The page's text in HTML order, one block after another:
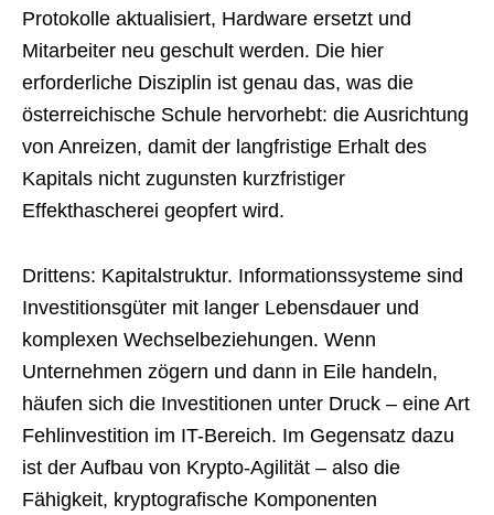
Protokolle aktualisiert, Hardware ersetzt und
Mitarbeiter neu geschult werden. Die hier
erforderliche Disziplin ist genau das, was die
österreichische Schule hervorhebt: die Ausrichtung
von Anreizen, damit der langfristige Erhalt des
Kapitals nicht zugunsten kurzfristiger
Effekthascherei geopfert wird.
Drittens: Kapitalstruktur. Informationssysteme sind
Investitionsgüter mit langer Lebensdauer und
komplexen Wechselbeziehungen. Wenn
Unternehmen zögern und dann in Eile handeln,
häufen sich die Investitionen unter Druck – eine Art
Fehlinvestition im IT-Bereich. Im Gegensatz dazu
ist der Aufbau von Krypto-Agilität – also die
Fähigkeit, kryptografische Komponenten